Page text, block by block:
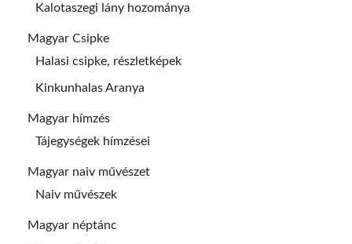
Kalotaszegi lány hozománya
Magyar Csipke
Halasi csipke, részletképek
Kinkunhalas Aranya
Magyar hímzés
Tájegységek hímzései
Magyar naiv művészet
Naiv művészek
Magyar néptánc